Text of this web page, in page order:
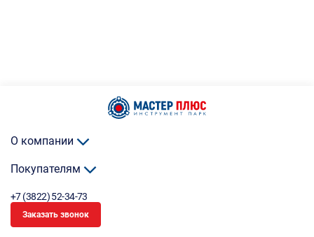
О компании
Покупателям
+7 (3822) 52-34-73
Заказать звонок